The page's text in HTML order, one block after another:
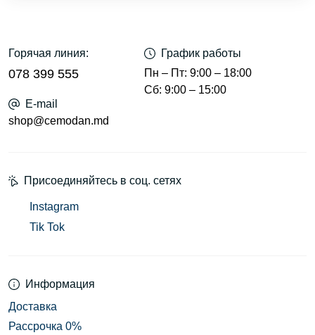
Горячая линия:
078 399 555
График работы
Пн – Пт: 9:00 – 18:00
Сб: 9:00 – 15:00
E-mail
shop@cemodan.md
Информация
Доставка
Рассрочка 0%
Присоединяйтесь в соц. сетях
Instagram
Tik Tok